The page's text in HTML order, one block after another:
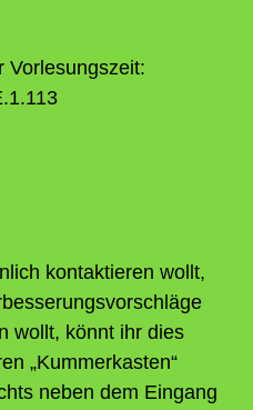
Vorlesungszeit:
kontaktieren wollt,
wollt, könnt ihr dies
„Kummerkasten“
neben dem Eingang